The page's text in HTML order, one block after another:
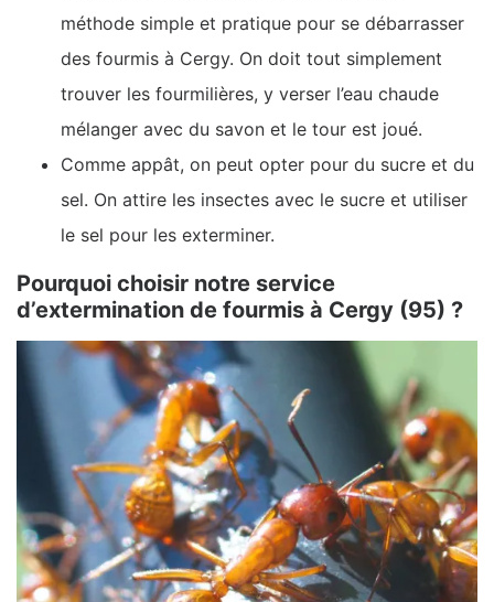
méthode simple et pratique pour se débarrasser
des fourmis à Cergy. On doit tout simplement
trouver les fourmilières, y verser l’eau chaude
mélanger avec du savon et le tour est joué.
Comme appât, on peut opter pour du sucre et du
sel. On attire les insectes avec le sucre et utiliser
le sel pour les exterminer.
Pourquoi choisir notre service
d’extermination de fourmis à Cergy (95) ?